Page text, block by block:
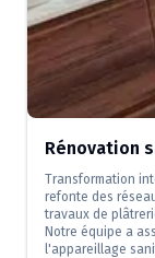
Rénovation
Transformation
refonte des
travaux de
Notre équipe a
l'appareillage